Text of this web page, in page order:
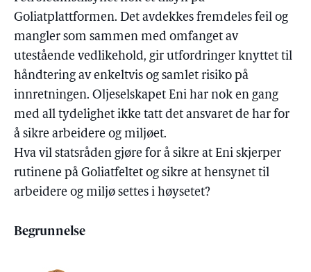
Goliatplattformen. Det avdekkes fremdeles feil og
mangler som sammen med omfanget av
utestående vedlikehold, gir utfordringer knyttet til
håndtering av enkeltvis og samlet risiko på
innretningen. Oljeselskapet Eni har nok en gang
med all tydelighet ikke tatt det ansvaret de har for
å sikre arbeidere og miljøet.
Hva vil statsråden gjøre for å sikre at Eni skjerper
rutinene på Goliatfeltet og sikre at hensynet til
arbeidere og miljø settes i høysetet?
Begrunnelse